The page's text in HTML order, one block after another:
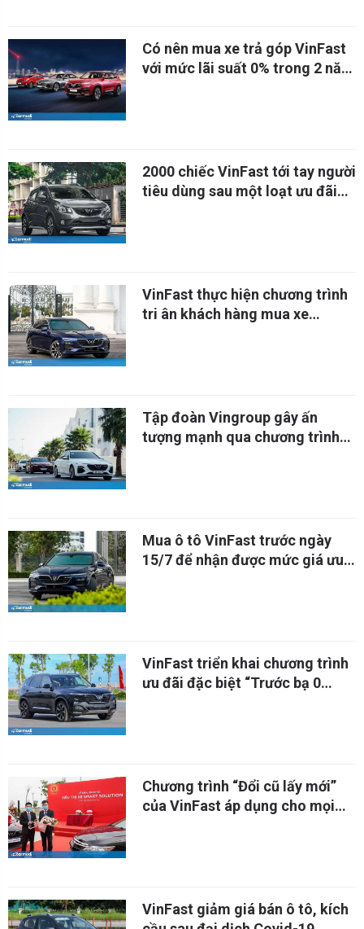
Có nên mua xe trả góp VinFast
với mức lãi suất 0% trong 2 năm
2000 chiếc VinFast tới tay người
tiêu dùng sau một loạt ưu đãi
VinFast thực hiện chương trình
tri ân khách hàng mua xe
Tập đoàn Vingroup gây ấn
tượng mạnh qua chương trình
Mua ô tô VinFast trước ngày
15/7 để nhận được mức giá ưu
VinFast triển khai chương trình
ưu đãi đặc biệt “Trước bạ 0
Chương trình “Đổi cũ lấy mới”
của VinFast áp dụng cho mọi
VinFast giảm giá bán ô tô, kích